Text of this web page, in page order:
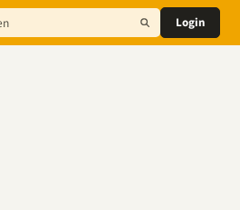
Login